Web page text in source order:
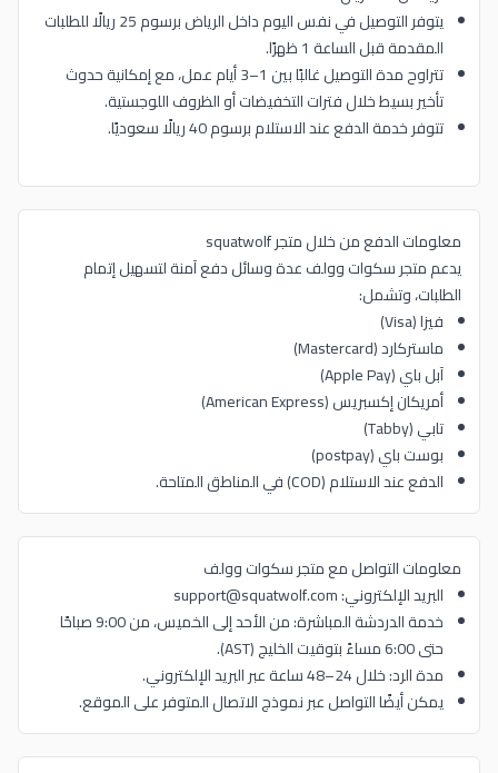
يتوفر التوصيل في نفس اليوم داخل الرياض برسوم 25 ريالًا للطلبات
المقدمة قبل الساعة 1 ظهرًا.
تتراوح مدة التوصيل غالبًا بين 1–3 أيام عمل، مع إمكانية حدوث
تأخير بسيط خلال فترات التخفيضات أو الظروف اللوجستية.
تتوفر خدمة الدفع عند الاستلام برسوم 40 ريالًا سعوديًا.
معلومات الدفع من خلال متجر squatwolf
يدعم متجر سكوات وولف عدة وسائل دفع آمنة لتسهيل إتمام
الطلبات، وتشمل:
فيزا (Visa)
ماستركارد (Mastercard)
آبل باي (Apple Pay)
أمريكان إكسبريس (American Express)
تابي (Tabby)
بوست باي (postpay)
الدفع عند الاستلام (COD) في المناطق المتاحة.
معلومات التواصل مع متجر سكوات وولف
البريد الإلكتروني: support@squatwolf.com
خدمة الدردشة المباشرة: من الأحد إلى الخميس، من 9:00 صباحًا
حتى 6:00 مساءً بتوقيت الخليج (AST).
مدة الرد: خلال 24–48 ساعة عبر البريد الإلكتروني.
يمكن أيضًا التواصل عبر نموذج الاتصال المتوفر على الموقع.